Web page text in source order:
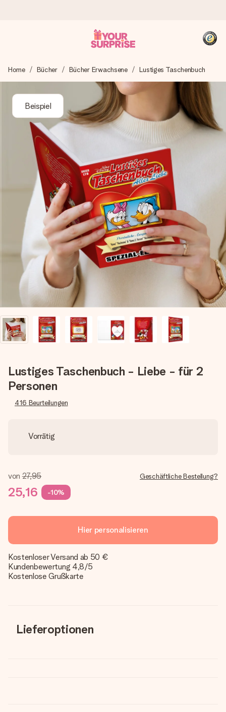
Wir bereiten dein Geschenk sorgfältig vor und schicken es
blitzschnell – damit du es genau zum richtigen Zeitpunkt
überreichen kannst, wenn es am meisten zählt.
4,8 (basierend auf +15.000 Bewertungen)
Unsere Geschenke begeistern. Kunden bewerten uns mit
4,8 bei Google Reviews (Gesamtergebnis aller Länder, in
die wir versenden).
+49 39292 929695
Montag - Freitag : 8:30 - 17:00 Uhr
Samstag - Sonntag : 8:30 - 13:00 Uhr
Home Bücher Bücher Erwachsene Lustiges Taschenbuch
Beispiel
Lustiges Taschenbuch - Liebe - für 2
Personen
416 Beurteilungen
Vorrätig
von 27,95
25,16 -10%
Geschäftliche Bestellung?
Hier personalisieren
Kostenloser Versand ab 50 €
Kundenbewertung 4,8/5
Kostenlose Grußkarte
Lieferoptionen